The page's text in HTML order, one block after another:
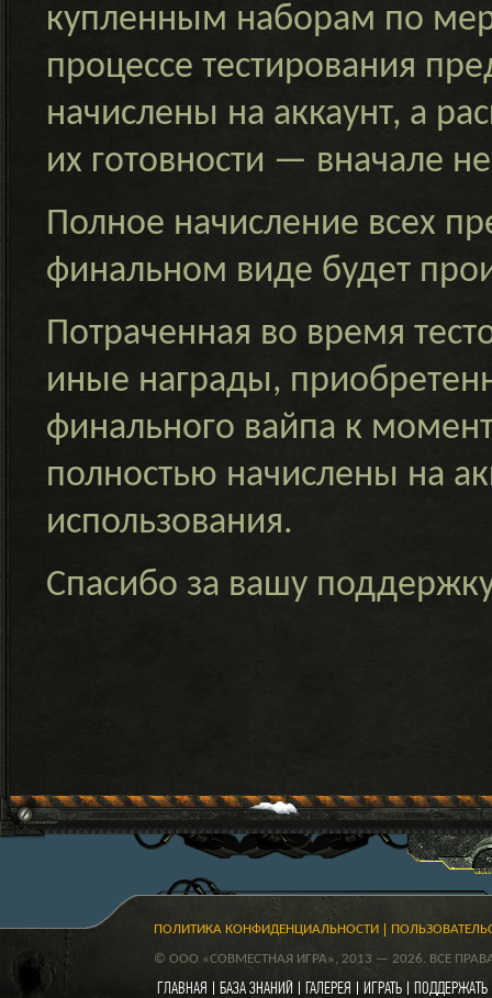
купленным наборам по
процессе тестирования
начислены на аккаунт, а
их готовности — вначале
Полное начисление всех
финальном виде будет
Потраченная во время
иные награды,
финального вайпа к
полностью начислены на
использования.
Спасибо за вашу
ПОЛИТИКА КОНФИДЕНЦИАЛЬНОСТИ
© ООО «СОВМЕСТНАЯ ИГРА», 2013 — 2026. ВСЕ
ГЛАВНАЯ БАЗА ЗНАНИЙ ГАЛЕРЕЯ ИГРАТЬ ПОДДЕРЖАТЬ